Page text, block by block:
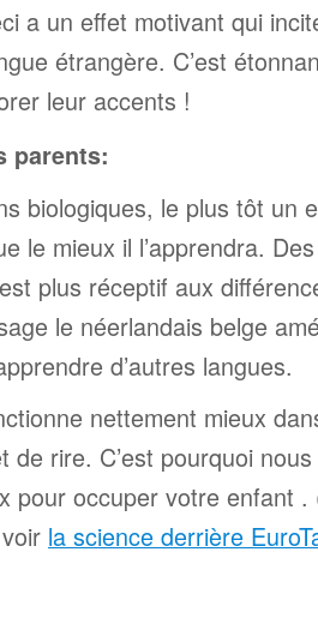
a un effet motivant qui
étrangère. C’est
leur accents !
parents:
biologiques, le plus tôt un
le mieux il l’apprendra.
plus réceptif aux
le néerlandais belge
d’autres langues.
nettement mieux
de rire. C’est pourquoi
pour occuper votre enfant .
la science derrière